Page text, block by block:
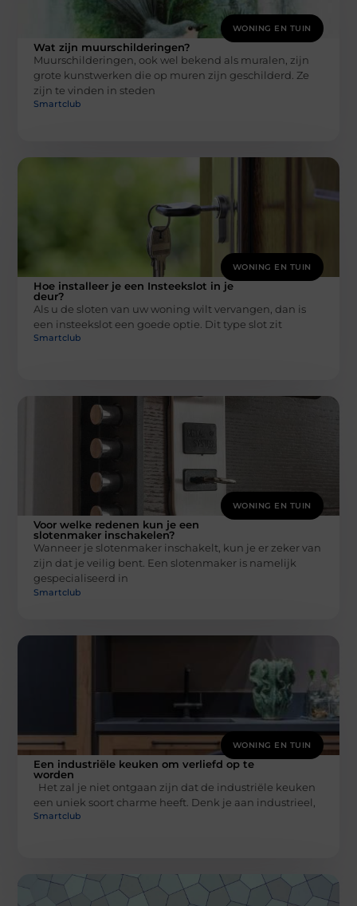
WONING EN TUIN
Wat zijn muurschilderingen?
Muurschilderingen, ook wel bekend als muralen, zijn
grote kunstwerken die op muren zijn geschilderd. Ze
zijn te vinden in steden
Smartclub
WONING EN TUIN
Hoe installeer je een Insteekslot in je
deur?
Als u de sloten van uw woning wilt vervangen, dan is
een insteekslot een goede optie. Dit type slot zit
Smartclub
WONING EN TUIN
Voor welke redenen kun je een
slotenmaker inschakelen?
Wanneer je slotenmaker inschakelt, kun je er zeker van
zijn dat je veilig bent. Een slotenmaker is namelijk
gespecialiseerd in
Smartclub
WONING EN TUIN
Een industriële keuken om verliefd op te
worden
Het zal je niet ontgaan zijn dat de industriële keuken
een uniek soort charme heeft. Denk je aan industrieel,
Smartclub